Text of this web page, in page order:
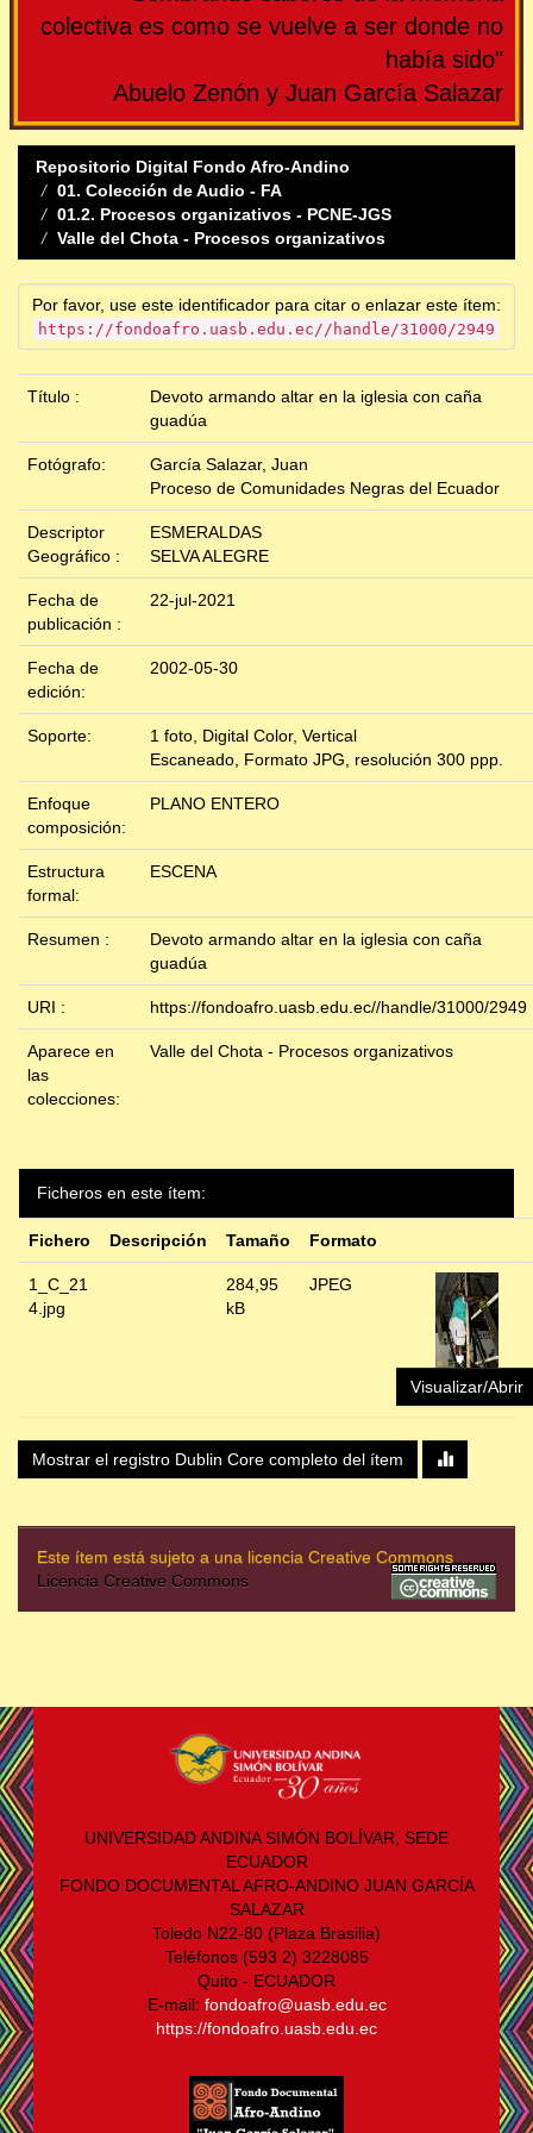
colectiva es como se vuelve a ser donde no
había sido"
Abuelo Zenón y Juan García Salazar
Repositorio Digital Fondo Afro-Andino
01. Colección de Audio - FA
01.2. Procesos organizativos - PCNE-JGS
Valle del Chota - Procesos organizativos
Por favor, use este identificador para citar o enlazar este ítem:
https://fondoafro.uasb.edu.ec//handle/31000/2949
Título :
Devoto armando altar en la iglesia con caña
guadúa
Fotógrafo:
García Salazar, Juan
Proceso de Comunidades Negras del Ecuador
Descriptor
Geográfico :
ESMERALDAS
SELVA ALEGRE
Fecha de
publicación :
22-jul-2021
Fecha de
edición:
2002-05-30
Soporte:
1 foto, Digital Color, Vertical
Escaneado, Formato JPG, resolución 300 ppp.
Enfoque
composición:
PLANO ENTERO
Estructura
formal:
ESCENA
Resumen :
Devoto armando altar en la iglesia con caña
guadúa
URI : https://fondoafro.uasb.edu.ec//handle/31000/2949
Aparece en
las
colecciones:
Valle del Chota - Procesos organizativos
Ficheros en este ítem:
Fichero Descripción Tamaño Formato
1_C_21
4.jpg
284,95
kB
JPEG
Visualizar/Abrir
Mostrar el registro Dublin Core completo del ítem
Este ítem está sujeto a una licencia Creative Commons
Licencia Creative Commons
UNIVERSIDAD ANDINA SIMÓN BOLÍVAR, SEDE
ECUADOR
FONDO DOCUMENTAL AFRO-ANDINO JUAN GARCÍA
SALAZAR
Toledo N22-80 (Plaza Brasilia)
Teléfonos (593 2) 3228085
Quito - ECUADOR
E-mail: fondoafro@uasb.edu.ec
https://fondoafro.uasb.edu.ec